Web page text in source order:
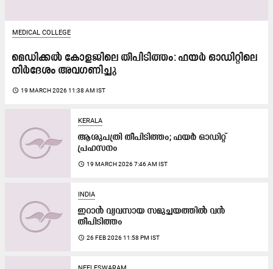
MEDICAL COLLEGE
മെഡിക്കൽ കോളജിലെ തീപിടിത്തം: ഫയര്‍ ഓഡിറ്റിലെ
നിർദേശം അവഗണിച്ചു
access_time 19 MARCH 2026 11:38 AM IST
KERALA
ആശുപത്രി തീപിടിത്തം; ഫയർ ഓഡിറ്റ്
പ്രഹസനം
access_time 19 MARCH 2026 7:46 AM IST
INDIA
ഇറാൻ വ്യവസായ സമുച്ചയത്തിൽ വൻ
തീപിടിത്തം
access_time 26 FEB 2026 11:58 PM IST